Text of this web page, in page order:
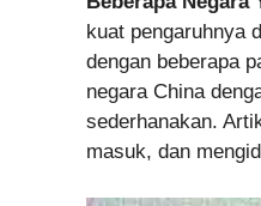
kuat pengaruhnya
dengan beberapa
negara China
sederhanakan.
masuk, dan